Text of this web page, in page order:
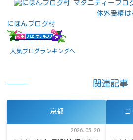
体外受精は
にほんブログ村
人気ブログランキングへ
関連記事
京都
2026.05.20
ゴ